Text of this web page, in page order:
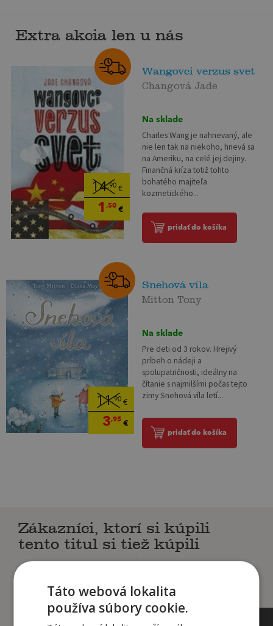
Extra akcia len u nás
14,90 €
1 ,50 €
Wangovci verzus svet
Changová Jade
Na sklade
Charles Wang je nahnevaný, ale
nie len tak na niekoho, hnevá sa
na Ameriku, na celé jej dejiny.
Finančná kríza totiž tohto
bohatého majiteľa
kozmetického...
pridať do košíka
11,90€
3,95€
Snehová víla
Mitton Tony
Na sklade
Pre deti od 3 rokov. Hrejivý
príbeh o nádeji a
spolupatričnosti, ideálny na
čítanie s najmilšími počas tejto
zimy Snehová víla letí...
pridať do košíka
Zákazníci, ktorí si kúpili
tento titul si tiež kúpili
Táto webová lokalita
používa súbory cookie.